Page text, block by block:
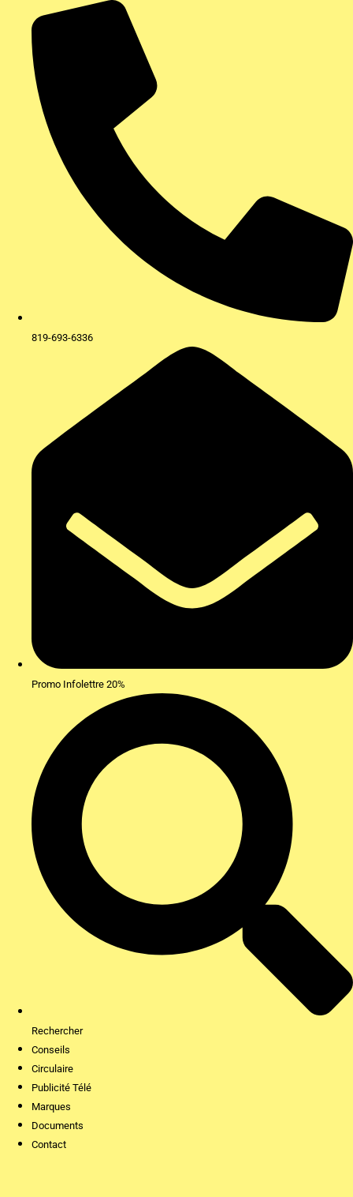
contenu
819-693-6336
Promo Infolettre 20%
Rechercher
Conseils
Circulaire
Publicité Télé
Marques
Documents
Contact